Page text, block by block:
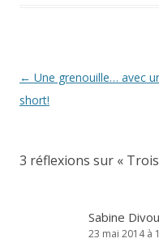
Navigation
des
← Une grenouille… avec
short!
3 réflexions sur «
Sabine
23 mai 2014 à